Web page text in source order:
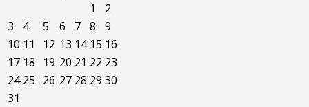
1
2
3
4 5 6 7 8
9
10 11 12 13 14 15 16
17 18 19 20 21 22 23
24 25 26 27 28 29 30
31